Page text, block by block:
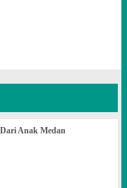
Anak Medan